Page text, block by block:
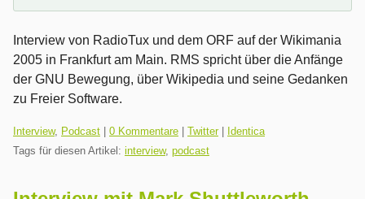
Interview von RadioTux und dem ORF auf der Wikimania
2005 in Frankfurt am Main. RMS spricht über die Anfänge
der GNU Bewegung, über Wikipedia und seine Gedanken
zu Freier Software.
Kategorien:
Interview, Podcast 0 Kommentare Twitter|
Identica
Tags für diesen Artikel: interview, podcast